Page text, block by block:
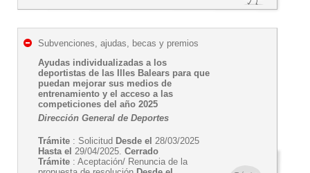
Subvenciones, ajudas, becas y premios
Ayudas individualizadas a los
deportistas de las Illes Balears para que
puedan mejorar sus medios de
entrenamiento y el acceso a las
competiciones del año 2025
Dirección General de Deportes
Trámite : Solicitud Desde el 28/03/2025
Hasta el 29/04/2025. Cerrado
Trámite : Aceptación/ Renuncia de la